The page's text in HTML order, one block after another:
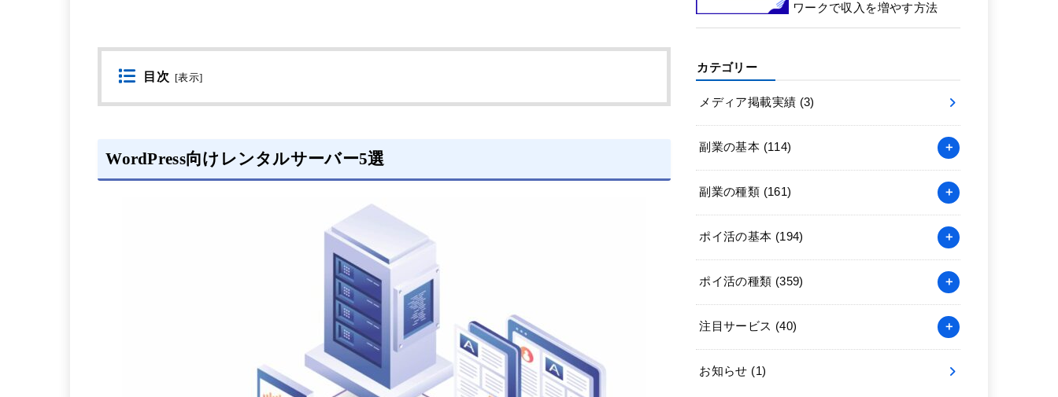
目次 [表示]
WordPress向けレンタルサーバー5選
ワークで収入を増やす方法
カテゴリー
メディア掲載実績 (3)
副業の基本 (114)
副業の種類 (161)
ポイ活の基本 (194)
ポイ活の種類 (359)
注目サービス (40)
お知らせ (1)